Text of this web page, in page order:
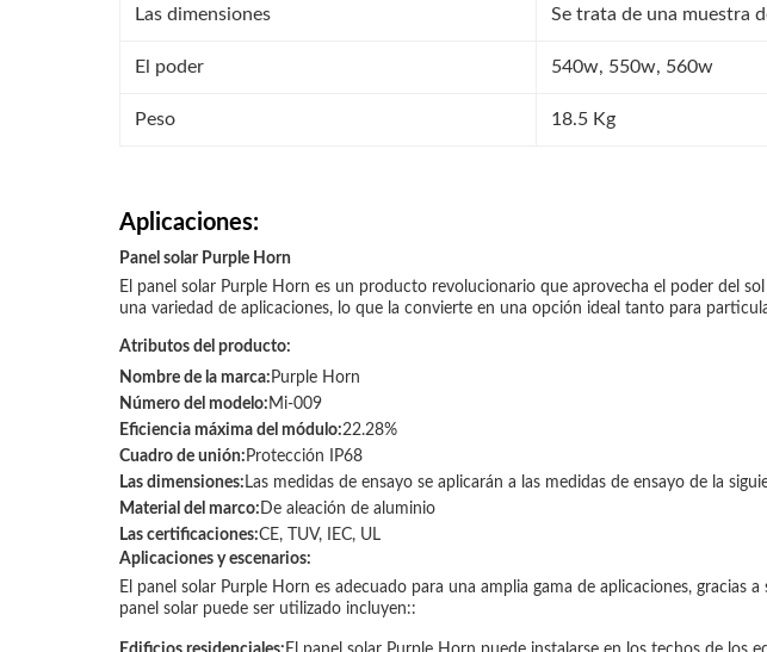
Las dimensiones Se trata de una muestra
El poder 540w, 550w, 560w
Peso 18.5 Kg
Aplicaciones:
Panel solar Purple Horn
El panel solar Purple Horn es un producto revolucionario que aprovecha el poder del
una variedad de aplicaciones, lo que la convierte en una opción ideal tanto para
Atributos del producto:
Nombre de la marca: Purple Horn
Número del modelo: Mi-009
Eficiencia máxima del módulo:22.28%
Cuadro de unión: Protección IP68
Las dimensiones: Las medidas de ensayo se aplicarán a las medidas de ensayo de la
Material del marco: De aleación de aluminio
Las certificaciones:CE, TUV, IEC, UL
Aplicaciones y escenarios:
El panel solar Purple Horn es adecuado para una amplia gama de aplicaciones, gracias
panel solar puede ser utilizado incluyen::